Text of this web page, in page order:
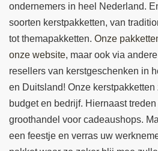
ondernemers in heel Nederland.
soorten kerstpakketten, van
tot themapakketten. Onze
onze website, maar ook via
resellers van kerstgeschenken in
en Duitsland! Onze
budget en bedrijf. Hiernaast
groothandel voor cadeaushops.
een feestje en verras uw